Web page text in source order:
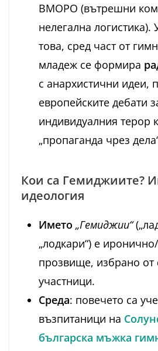
ВМОРО (вътрешни
нелегална логистика).
това, сред част от
младеж се формира
с анархистични идеи,
европейските дебати
индивидуалния терор
„пропаганда чрез
Кои са Гемиджиите?
идеология
Името „Гемиджии“
„лодкари“) е
прозвище, избрано от
участници.
Среда: повечето са
възпитаници на
българска мъжка